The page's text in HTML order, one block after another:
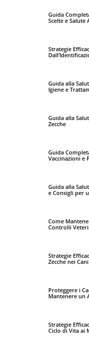
Guida
Scelte e Salute
Strategie
Guida alla
Igiene e
Guida alla
Zecche
Guida
Vaccinazioni e
Guida alla
e Consigli per
Come
Controlli
Strategie
Zecche nei Cani
Proteggere i
Mantenere un
Strategie
Ciclo di Vita ai